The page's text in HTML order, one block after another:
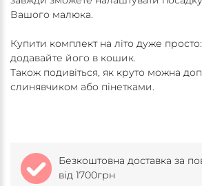
Вашого малюка.
Купити комплект на літо дуже
додавайте його в кошик.
Також подивіться, як круто можна
слинявчиком або пінетками.
Безкоштовна доставка за
від 1700грн